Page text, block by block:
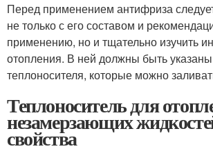
Перед применением антифриза
не только с его составом и
применению, но и тщательно изучить
отопления. В ней должны быть
теплоносителя, которые можно
Теплоноситель для
незамерзающих
свойства